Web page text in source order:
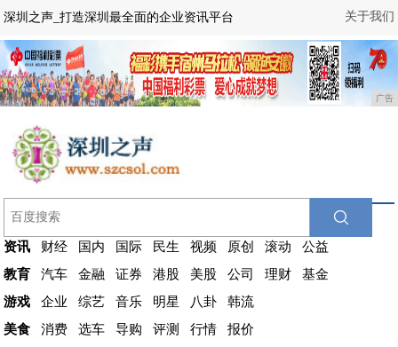
关于我们
深圳之声_打造深圳最全面的企业资讯平台
广告
资讯 财经 国内 国际 民生 视频 原创 滚动
公益
教育
汽车 金融 证券 港股 美股 公司 理财
基金
游戏
企业 综艺 音乐 明星 八卦
韩流
美食
消费 选车 导购 评测 行情
报价